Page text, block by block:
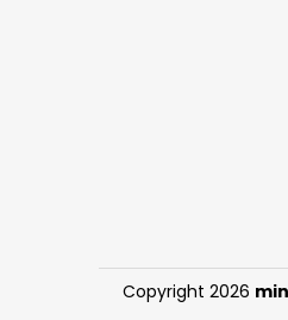
Copyright 2026